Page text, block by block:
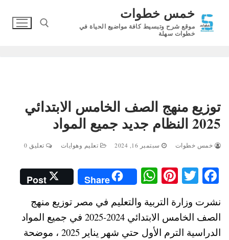
المحتوى
خمس خطوات
موقع شرح وتبسيط كافة مواضيع الحياة في
خطوات سهلة
توزيع منهج الصف الخامس الابتدائي
2025 النظام جديد جميع المواد
خمس خطوات سبتمبر 16, 2024 تعليم وهوايات تعليق 0
Fa
bo
ok
T
wi
tte
r
Pi
er
es
W
ha
ts
A
Share
Post
نشرت وزارة التربية والتعليم في مصر توزيع منهج
الصف الخامس الابتدائي 2024-2025 في جميع المواد
الدراسية الترم الأول حتي شهر يناير 2025 ، موضحة